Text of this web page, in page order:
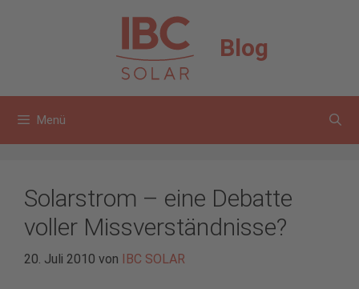
Blog
Menü
Solarstrom – eine Debatte
voller Missverständnisse?
20. Juli 2010 von IBC SOLAR